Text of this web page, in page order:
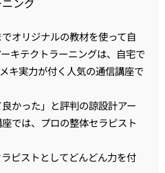
オリジナルの教材を使って自
キテクトラーニングは、自宅で
キ実力が付く人気の通信講座で
かった」と評判の諒設計アー
では、プロの整体セラピスト
ピストとしてどんどん力を付